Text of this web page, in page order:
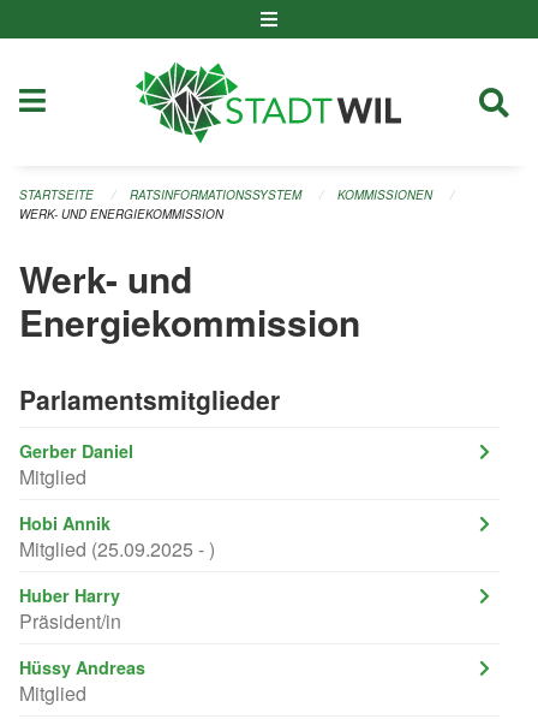
STARTSEITE RATSINFORMATIONSSYSTEM
KOMMISSIONEN
WERK- UND ENERGIEKOMMISSION
Werk- und
Energiekommission
Parlamentsmitglieder
Gerber Daniel
Mitglied
Hobi Annik
Mitglied (25.09.2025 - )
Huber Harry
Präsident/in
Hüssy Andreas
Mitglied